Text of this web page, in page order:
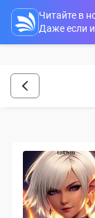
Читайте в
Даже если